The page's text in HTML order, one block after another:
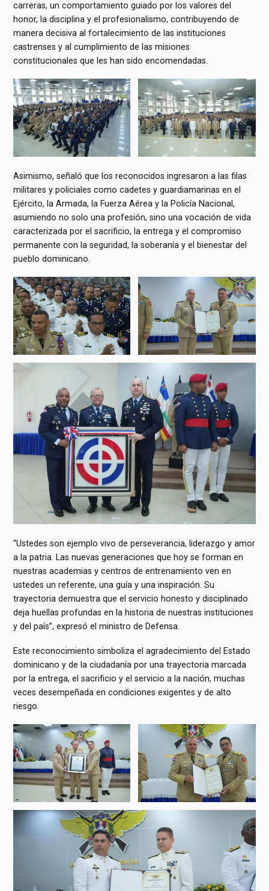
carreras, un comportamiento guiado por los valores del
honor, la disciplina y el profesionalismo, contribuyendo de
manera decisiva al fortalecimiento de las instituciones
castrenses y al cumplimiento de las misiones
constitucionales que les han sido encomendadas.
Asimismo, señaló que los reconocidos ingresaron a las filas
militares y policiales como cadetes y guardiamarinas en el
Ejército, la Armada, la Fuerza Aérea y la Policía Nacional,
asumiendo no solo una profesión, sino una vocación de vida
caracterizada por el sacrificio, la entrega y el compromiso
permanente con la seguridad, la soberanía y el bienestar del
pueblo dominicano.
“Ustedes son ejemplo vivo de perseverancia, liderazgo y amor
a la patria. Las nuevas generaciones que hoy se forman en
nuestras academias y centros de entrenamiento ven en
ustedes un referente, una guía y una inspiración. Su
trayectoria demuestra que el servicio honesto y disciplinado
deja huellas profundas en la historia de nuestras instituciones
y del país”, expresó el ministro de Defensa.
Este reconocimiento simboliza el agradecimiento del Estado
dominicano y de la ciudadanía por una trayectoria marcada
por la entrega, el sacrificio y el servicio a la nación, muchas
veces desempeñada en condiciones exigentes y de alto
riesgo.